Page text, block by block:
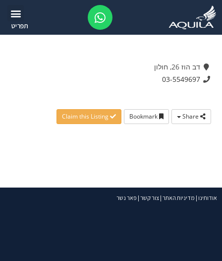
תפריט
דב הוז 26, חולון
03-5549697
Bookmark
Claim this Listing
אודותינו | מדיניות האתר | צור קשר | פאר נשר